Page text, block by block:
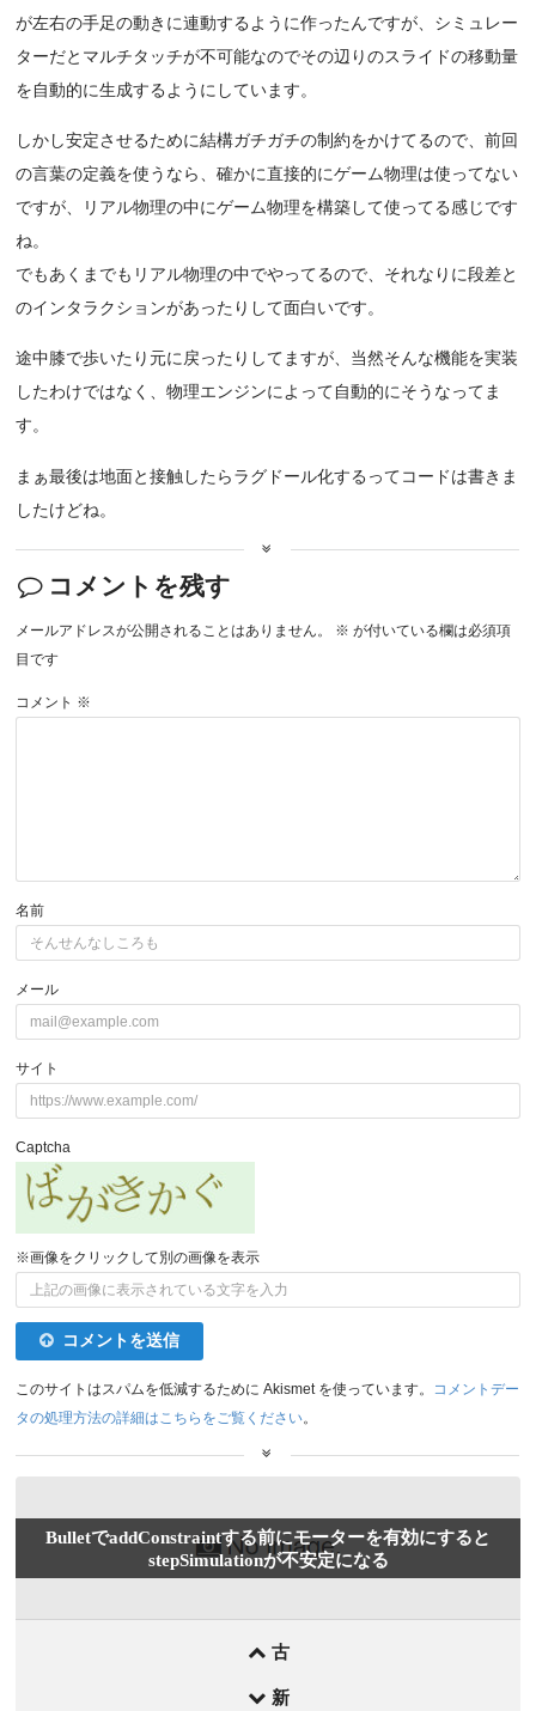
が左右の手足の動きに連動するように作ったんですが、シミュレー
ターだとマルチタッチが不可能なのでその辺りのスライドの移動量
を自動的に生成するようにしています。
しかし安定させるために結構ガチガチの制約をかけてるので、前回
の言葉の定義を使うなら、確かに直接的にゲーム物理は使ってない
ですが、リアル物理の中にゲーム物理を構築して使ってる感じです
ね。
でもあくまでもリアル物理の中でやってるので、それなりに段差と
のインタラクションがあったりして面白いです。
途中膝で歩いたり元に戻ったりしてますが、当然そんな機能を実装
したわけではなく、物理エンジンによって自動的にそうなってま
す。
まぁ最後は地面と接触したらラグドール化するってコードは書きま
したけどね。
コメントを残す
メールアドレスが公開されることはありません。 ※ が付いている欄は必須項
目です
コメント ※
名前
メール
サイト
Captcha
※画像をクリックして別の画像を表示
コメントを送信
このサイトはスパムを低減するために Akismet を使っています。
コメントデー
タの処理方法の詳細はこちらをご覧ください。
前
の
記
BulletでaddConstraintする前にモーターを有効にすると
stepSimulationが不安定になる
古
新